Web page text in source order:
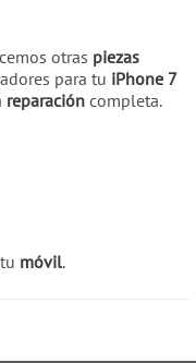
otras piezas
para tu iPhone 7
reparación completa.
móvil.